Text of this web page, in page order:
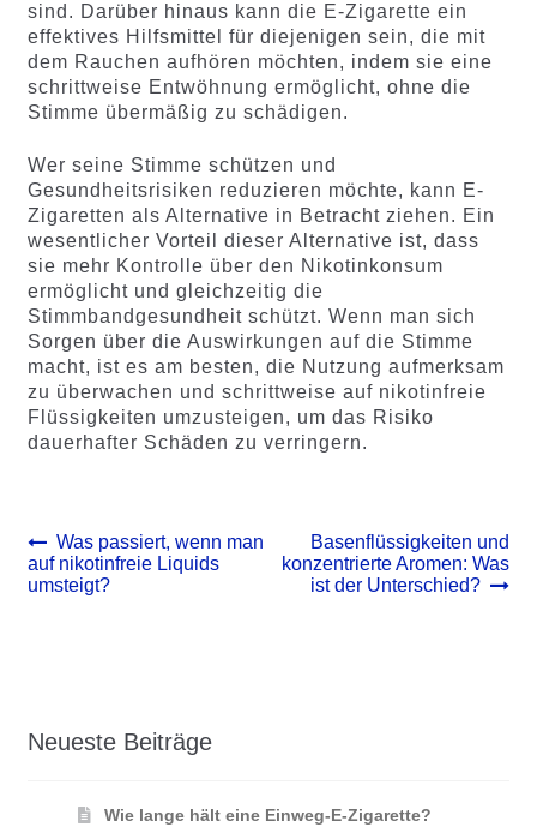
sind. Darüber hinaus kann die E-Zigarette ein
effektives Hilfsmittel für diejenigen sein, die mit
dem Rauchen aufhören möchten, indem sie eine
schrittweise Entwöhnung ermöglicht, ohne die
Stimme übermäßig zu schädigen.
Wer seine Stimme schützen und
Gesundheitsrisiken reduzieren möchte, kann E-
Zigaretten als Alternative in Betracht ziehen. Ein
wesentlicher Vorteil dieser Alternative ist, dass
sie mehr Kontrolle über den Nikotinkonsum
ermöglicht und gleichzeitig die
Stimmbandgesundheit schützt. Wenn man sich
Sorgen über die Auswirkungen auf die Stimme
macht, ist es am besten, die Nutzung aufmerksam
zu überwachen und schrittweise auf nikotinfreie
Flüssigkeiten umzusteigen, um das Risiko
dauerhafter Schäden zu verringern.
Beitrags-
Navigation
Vorheriger
Beitrag:
Was passiert, wenn man
auf nikotinfreie Liquids
umsteigt?
Nächster
Beitrag:
Basenflüssigkeiten und
konzentrierte Aromen: Was
ist der Unterschied?
Neueste Beiträge
Wie lange hält eine Einweg-E-Zigarette?